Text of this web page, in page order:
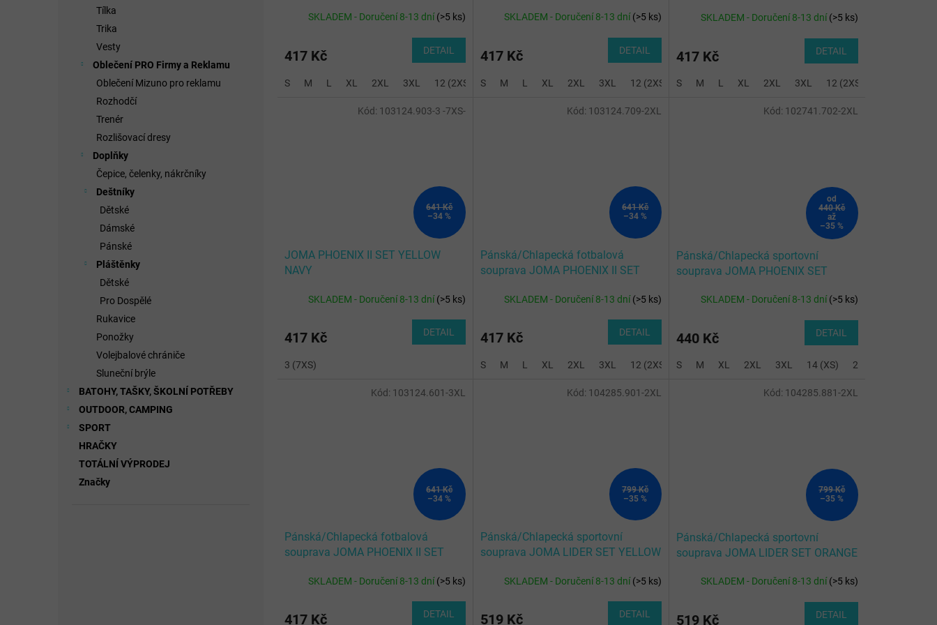
Tílka
Trika
Vesty
Oblečení PRO Firmy a Reklamu
Oblečení Mizuno pro reklamu
Rozhodčí
Trenér
Rozlišovací dresy
Doplňky
Čepice, čelenky, nákrčníky
Deštníky
Dětské
Dámské
Pánské
Pláštěnky
Dětské
Pro Dospělé
Rukavice
Ponožky
Volejbalové chrániče
Sluneční brýle
BATOHY, TAŠKY, ŠKOLNÍ POTŘEBY
OUTDOOR, CAMPING
SPORT
HRAČKY
TOTÁLNÍ VÝPRODEJ
Značky
SKLADEM - Doručení 8-13 dní(>5 ks)
417 Kč DETAIL
S M L XL 2XL 3XL 12 (2XS) 14 (XS) 3 (7XS) 4 (6XS) 6 (5XS) 8 (4XS) 10 (3XS)
SKLADEM - Doručení 8-13 dní(>5 ks)
417 Kč DETAIL
S M L XL 2XL 3XL 12 (2XS) 14 (XS) 2 (8XS) 3 (7XS) 4 (6XS)
SKLADEM - Doručení 8-13 dní(>5 ks)
417 Kč DETAIL
S M L XL 2XL 3XL 12 (2XS)
641 Kč
–34 %
JOMA PHOENIX II SET YELLOW
NAVY
SKLADEM - Doručení 8-13 dní(>5 ks)
417 Kč DETAIL
3 (7XS)
Kód: 103124.903-3 -7XS-
641 Kč
–34 %
Pánská/Chlapecká fotbalová
souprava JOMA PHOENIX II SET
SKLADEM - Doručení 8-13 dní(>5 ks)
417 Kč DETAIL
S M L XL 2XL 3XL 12 (2XS) 14 (XS) 2 (8XS) 3 (7XS) 4 (6XS)
Kód: 103124.709-2XL
od
440 Kč
až
–35 %
Pánská/Chlapecká sportovní
souprava JOMA PHOENIX SET
SKLADEM - Doručení 8-13 dní(>5 ks)
440 Kč DETAIL
S M XL 2XL 3XL 14 (XS) 2 (8XS)
Kód: 102741.702-2XL
641 Kč
–34 %
Pánská/Chlapecká fotbalová
souprava JOMA PHOENIX II SET
SKLADEM - Doručení 8-13 dní(>5 ks)
417 Kč DETAIL
Kód: 103124.601-3XL
799 Kč
–35 %
Pánská/Chlapecká sportovní
souprava JOMA LIDER SET YELLOW
SKLADEM - Doručení 8-13 dní(>5 ks)
519 Kč DETAIL
Kód: 104285.901-2XL
799 Kč
–35 %
Pánská/Chlapecká sportovní
souprava JOMA LIDER SET ORANGE
SKLADEM - Doručení 8-13 dní(>5 ks)
519 Kč DETAIL
Kód: 104285.881-2XL